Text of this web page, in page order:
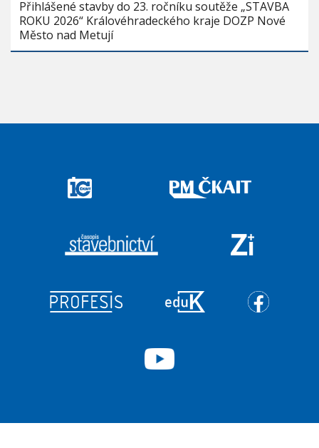
Přihlášené stavby do 23. ročníku soutěže „STAVBA
ROKU 2026“ Královéhradeckého kraje DOZP Nové
Město nad Metují